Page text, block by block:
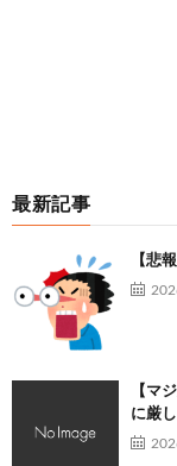
最新記事
【悲
【マ
に厳